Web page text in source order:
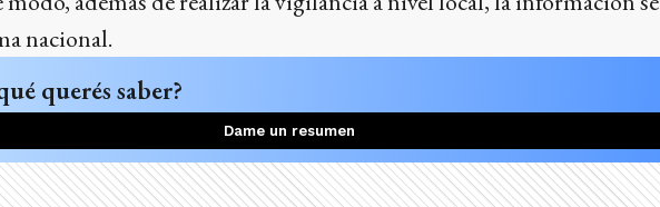
nacional.
querés saber?
Dame un resumen